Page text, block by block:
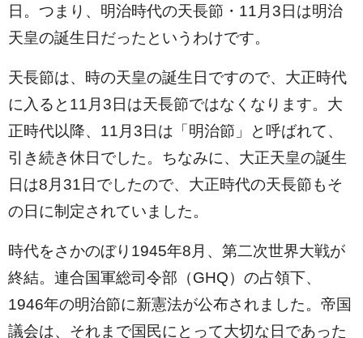
日。つまり、明治時代の天長節・11月3日は明治
天皇の誕生日だったというわけです。
天長節は、時の天皇の誕生日ですので、大正時代
に入ると11月3日は天長節ではなくなります。大
正時代以降、11月3日は「明治節」と呼ばれて、
引き続き休日でした。ちなみに、大正天皇の誕生
日は8月31日でしたので、大正時代の天長節もそ
の日に制定されていました。
時代をさかのぼり1945年8月、第二次世界大戦が
終結。連合国軍総司令部（GHQ）の占領下、
1946年の明治節に新憲法が公布されました。帝国
議会は、それまで国民にとって大切な日であった